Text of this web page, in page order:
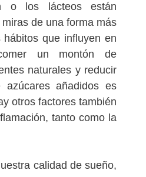
o los lácteos están
de una forma más
que influyen en
un montón de
naturales y reducir
azúcares añadidos es
otros factores también
tanto como la
calidad de sueño,